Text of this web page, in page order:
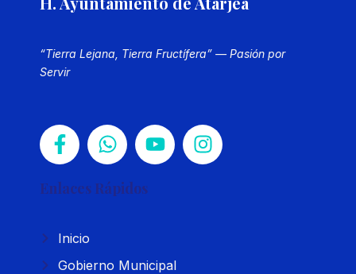
“Tierra Lejana, Tierra Fructífera” — Pasión por
Servir
Enlaces Rápidos
Inicio
Gobierno Municipal